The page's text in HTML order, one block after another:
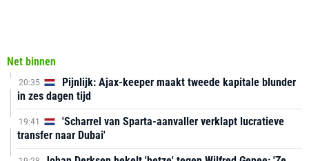
Net binnen
20:35
Pijnlijk: Ajax-keeper maakt tweede kapitale blunder
in zes dagen tijd
19:41
'Scharrel van Sparta-aanvaller verklapt lucratieve
transfer naar Dubai'